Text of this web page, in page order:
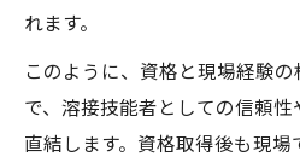
れます。
このように、資格と現場経験
で、溶接技能者としての信頼
直結します。資格取得後も現